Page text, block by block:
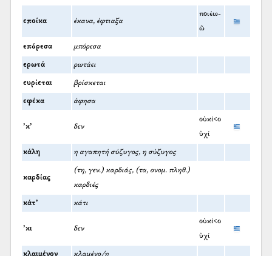
εποίκα έκανα, έφτιαξα
ποιέω-
ῶ
επόρεσα μπόρεσα
ερωτά ρωτάει
ευρίεται βρίσκεται
εφέκα άφησα
’κ’ δεν
οὐκί<ο
ὐχί
κάλη η αγαπητή σύζυγος, η σύζυγος
καρδίας
(τη, γεν.) καρδιάς, (τα, ονομ. πληθ.)
καρδιές
κάτ’ κάτι
’κι δεν
οὐκί<ο
ὐχί
κλαιμένον κλαμένο/η